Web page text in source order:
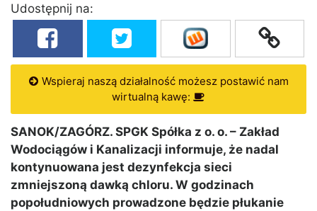
Udostępnij na:
Wspieraj naszą działalność możesz postawić nam
wirtualną kawę:
SANOK/ZAGÓRZ. SPGK Spółka z o. o. – Zakład
Wodociągów i Kanalizacji informuje, że nadal
kontynuowana jest dezynfekcja sieci
zmniejszoną dawką chloru. W godzinach
popołudniowych prowadzone będzie płukanie